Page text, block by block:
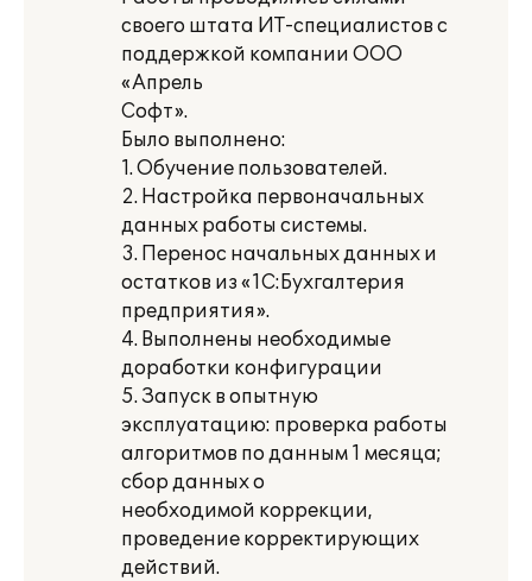
своего штата ИТ-специалистов с
поддержкой компании ООО
«Апрель
Софт».
Было выполнено:
1. Обучение пользователей.
2. Настройка первоначальных
данных работы системы.
3. Перенос начальных данных и
остатков из «1С:Бухгалтерия
предприятия».
4. Выполнены необходимые
доработки конфигурации
5. Запуск в опытную
эксплуатацию: проверка работы
алгоритмов по данным 1 месяца;
сбор данных о
необходимой коррекции,
проведение корректирующих
действий.